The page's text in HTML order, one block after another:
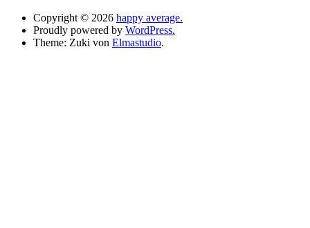
Copyright © 2026 happy average.
Proudly powered by WordPress.
Theme: Zuki von Elmastudio.